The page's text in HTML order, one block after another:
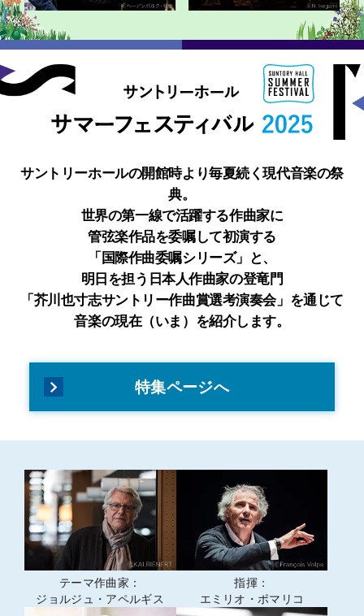
サントリーホールの開館時より毎夏続く現代音楽の祭
典。
世界の第一線で活躍する作曲家に
管弦楽作品を委嘱して初演する
「国際作曲委嘱シリーズ」と、
明日を担う日本人作曲家の登竜門
「芥川也寸志サントリー作曲賞選考演奏会」を通じて
音楽の現在（いま）を紹介します。
特集ページへ
テーマ作曲家：
ジョルジュ・アペルギス
指揮：
エミリオ・ポマリコ